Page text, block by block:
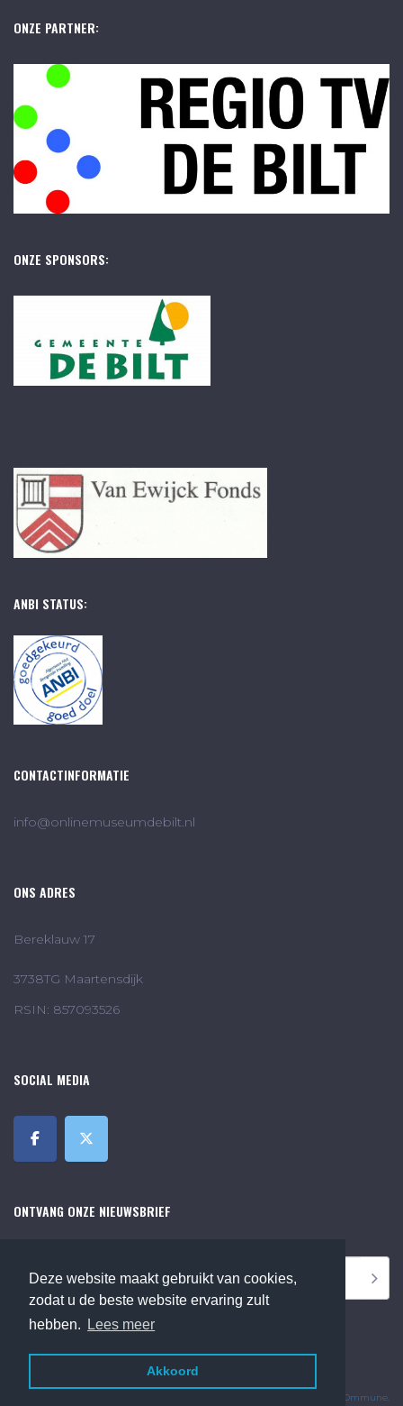
Deze website maakt gebruikt van cookies,
zodat u de beste website ervaring zult
hebben.
Lees meer
Akkoord
ONZE PARTNER:
ONZE SPONSORS:
ANBI STATUS:
CONTACTINFORMATIE
info@onlinemuseumdebilt.nl
ONS ADRES
Bereklauw 17
3738TG Maartensdijk
RSIN: 857093526
SOCIAL MEDIA
ONTVANG ONZE NIEUWSBRIEF
©2018 Online Museum de Bilt. Alle rechten voorbehouden.
Ommune